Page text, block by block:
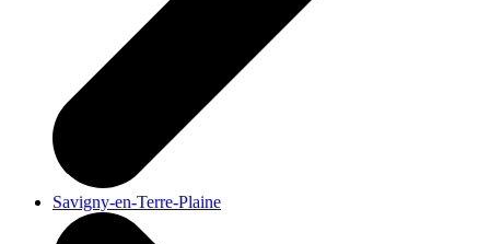
Savigny-en-Terre-Plaine